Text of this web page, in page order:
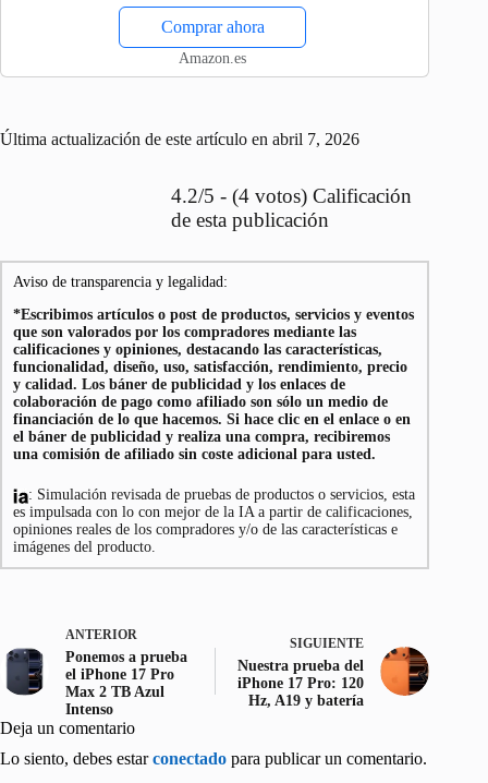
Dual SIM, IP68, Garantía
del Fabricante 3 Años + 1
Año Extra,…
Comprar ahora
Amazon.es
Última actualización de este artículo en abril 7, 2026
4.2/5 - (4 votos) Calificación
de esta publicación
Aviso de transparencia y legalidad:
*Escribimos artículos o post de productos, servicios y eventos
que son valorados por los compradores mediante las
calificaciones y opiniones, destacando las características,
funcionalidad, diseño, uso, satisfacción, rendimiento, precio
y calidad. Los báner de publicidad y los enlaces de
colaboración de pago como afiliado son sólo un medio de
financiación de lo que hacemos. Si hace clic en el enlace o en
el báner de publicidad y realiza una compra, recibiremos
una comisión de afiliado sin coste adicional para usted.
: Simulación revisada de pruebas de productos o servicios, esta
es impulsada con lo con mejor de la IA a partir de calificaciones,
opiniones reales de los compradores y/o de las características e
imágenes del producto.
ANTERIOR
Ponemos a prueba
el iPhone 17 Pro
Max 2 TB Azul
Intenso
SIGUIENTE
Nuestra prueba del
iPhone 17 Pro: 120
Hz, A19 y batería
Deja un comentario
Lo siento, debes estarconectado para publicar un comentario.